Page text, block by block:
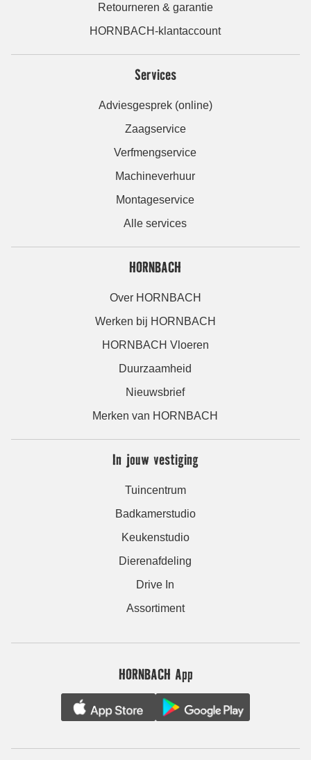
Retourneren & garantie
HORNBACH-klantaccount
Services
Adviesgesprek (online)
Zaagservice
Verfmengservice
Machineverhuur
Montageservice
Alle services
HORNBACH
Over HORNBACH
Werken bij HORNBACH
HORNBACH Vloeren
Duurzaamheid
Nieuwsbrief
Merken van HORNBACH
In jouw vestiging
Tuincentrum
Badkamerstudio
Keukenstudio
Dierenafdeling
Drive In
Assortiment
HORNBACH App